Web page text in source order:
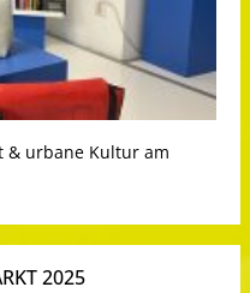
& urbane Kultur am
2025